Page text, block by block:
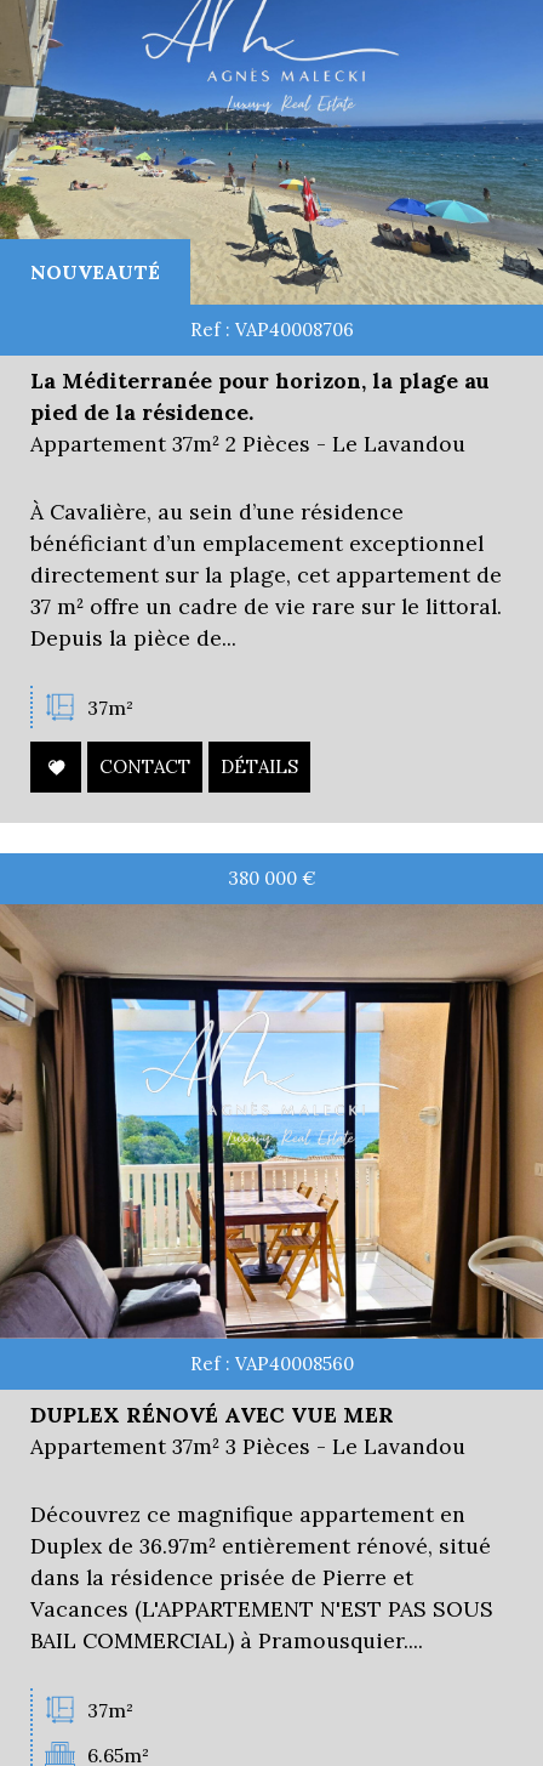
NOUVEAUTÉ
Ref : VAP40008706
La Méditerranée pour horizon, la plage au
pied de la résidence.
Appartement 37m² 2 Pièces - Le Lavandou
À Cavalière, au sein d’une résidence
bénéficiant d’un emplacement exceptionnel
directement sur la plage, cet appartement de
37 m² offre un cadre de vie rare sur le littoral.
Depuis la pièce de...
37m²
CONTACT DÉTAILS
380 000 €
Ref : VAP40008560
DUPLEX RÉNOVÉ AVEC VUE MER
Appartement 37m² 3 Pièces - Le Lavandou
Découvrez ce magnifique appartement en
Duplex de 36.97m² entièrement rénové, situé
dans la résidence prisée de Pierre et
Vacances (L'APPARTEMENT N'EST PAS SOUS
BAIL COMMERCIAL) à Pramousquier....
37m²
6.65m²